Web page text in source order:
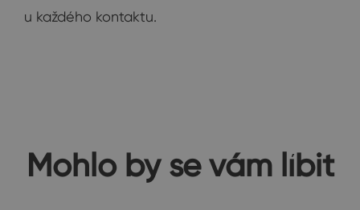
u každého kontaktu.
Mohlo by se vám líbit